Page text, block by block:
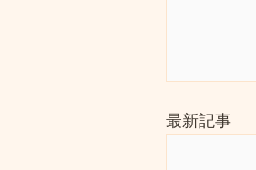
最新記事